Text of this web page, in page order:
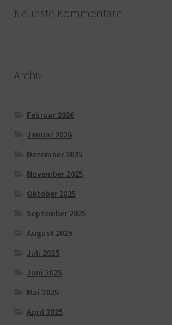
Neueste Kommentare
Archiv
Februar 2026
Januar 2026
Dezember 2025
November 2025
Oktober 2025
September 2025
August 2025
Juli 2025
Juni 2025
Mai 2025
April 2025